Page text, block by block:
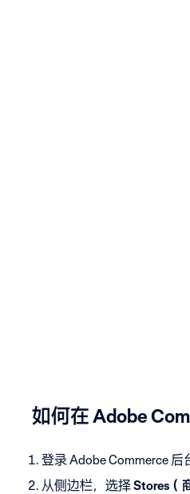
如何在 Adobe
登录 Adobe Commerce 后
从侧边栏，选择Stores（